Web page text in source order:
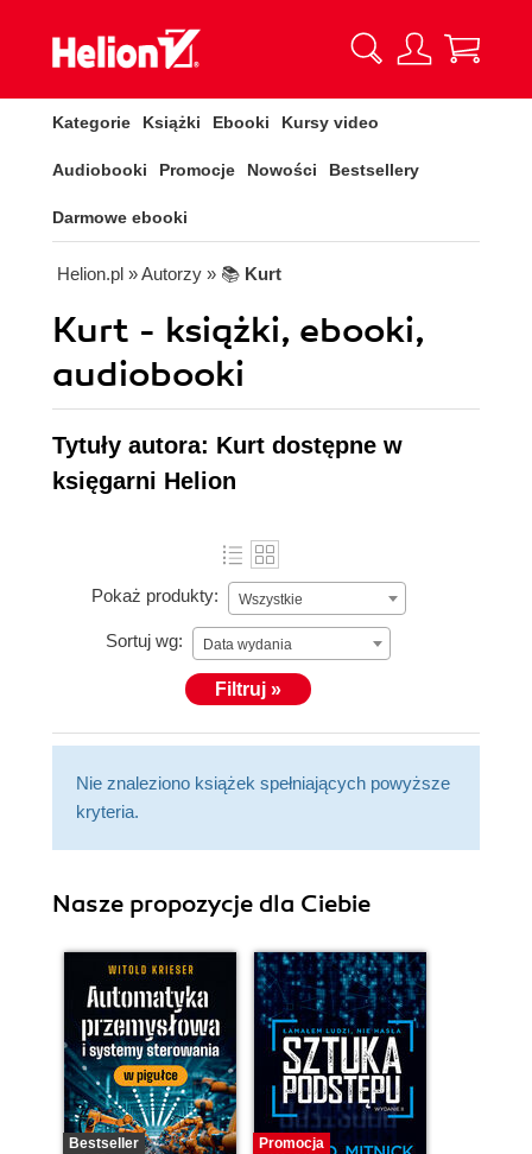
Kategorie Książki Ebooki Kursy video
Audiobooki Promocje Nowości Bestsellery
Darmowe ebooki
Helion.pl » Autorzy » 📚 Kurt
Kurt - książki, ebooki,
audiobooki
Tytuły autora: Kurt dostępne w
księgarni Helion
Pokaż produkty: Wszystkie
Sortuj wg: Data wydania
Filtruj »
Nie znaleziono książek spełniających powyższe
kryteria.
Nasze propozycje dla Ciebie
Bestseller
Promocja